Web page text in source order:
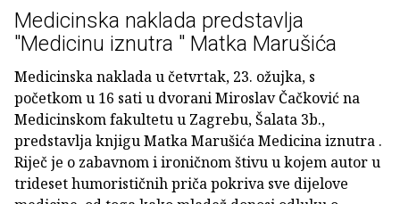
Medicinska naklada predstavlja
"Medicinu iznutra " Matka Marušića
Medicinska naklada u četvrtak, 23. ožujka, s
početkom u 16 sati u dvorani Miroslav Čačković na
Medicinskom fakultetu u Zagrebu, Šalata 3b.,
predstavlja knjigu Matka Marušića Medicina iznutra .
Riječ je o zabavnom i ironičnom štivu u kojem autor u
trideset humorističnih priča pokriva sve dijelove